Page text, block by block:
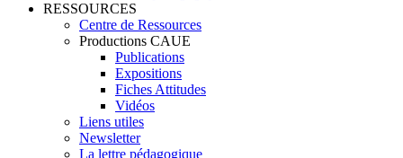
RESSOURCES
Centre de Ressources
Productions CAUE
Publications
Expositions
Fiches Attitudes
Vidéos
Liens utiles
Newsletter
La lettre pédagogique